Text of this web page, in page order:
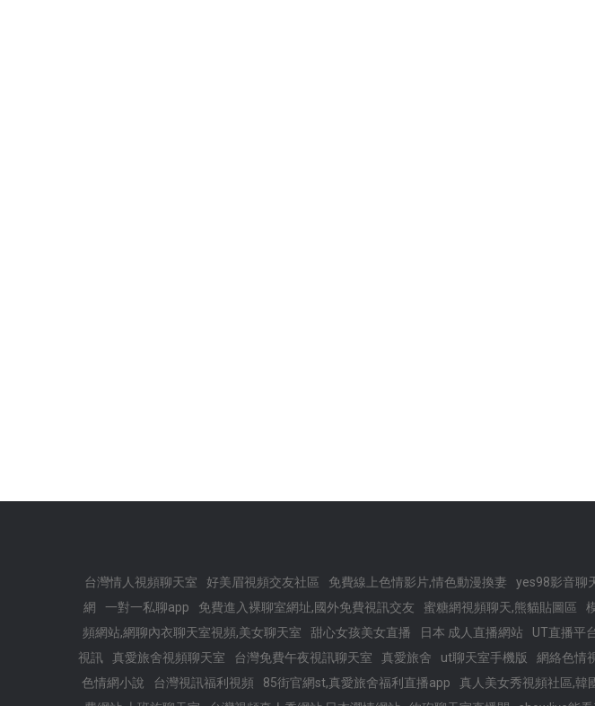
台灣情人視頻聊天室 好美眉視頻交友社區 免費線上色情影片,情色動漫換妻 yes98影音聊
網
一對一私聊app 免費進入裸聊室網址,國外免費視訊交友 蜜糖網視頻聊天,熊貓貼圖區
頻網站,網聊內衣聊天室視頻,美女聊天室
甜心女孩美女直播 日本 成人直播網站 UT直播平
視訊
真愛旅舍視頻聊天室 台灣免費午夜視訊聊天室 真愛旅舍 ut聊天室手機版 網絡色情
色情網小說
台灣視訊福利視頻 85街官網st,真愛旅舍福利直播app 真人美女秀視頻社區,韓